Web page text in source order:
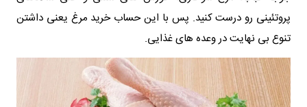
پروتئینی رو درست کنید. پس با این حساب خرید مرغ یعنی داشتن
تنوع بی‌ نهایت در وعده‌ های غذایی.